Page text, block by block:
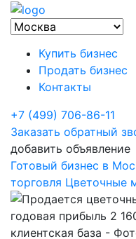
Купить бизнес
Продать бизнес
Контакты
+7 (499) 706-86-11
Заказать обратный
добавить объявление
Готовый бизнес в
торговля Цветочные